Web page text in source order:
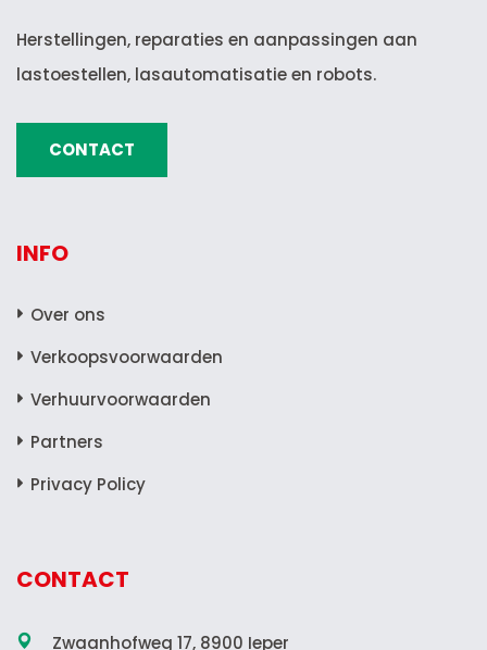
Herstellingen, reparaties en aanpassingen aan
lastoestellen, lasautomatisatie en robots.
CONTACT
INFO
Over ons
Verkoopsvoorwaarden
Verhuurvoorwaarden
Partners
Privacy Policy
CONTACT
Zwaanhofweg 17, 8900 Ieper